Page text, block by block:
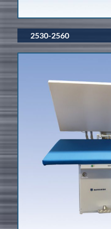
2530-2560